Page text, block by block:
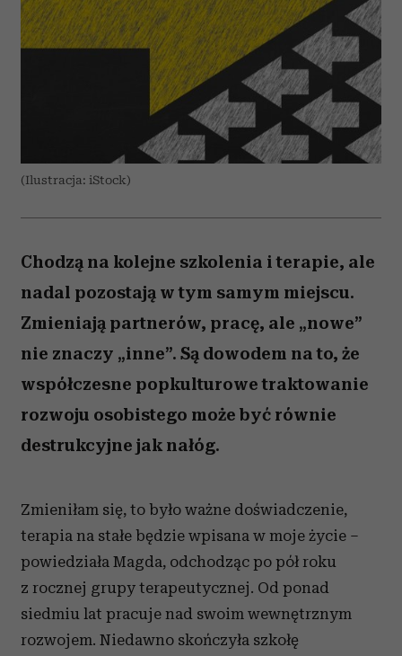
(Ilustracja: iStock)
Chodzą na kolejne szkolenia i terapie, ale
nadal pozostają w tym samym miejscu.
Zmieniają partnerów, pracę, ale „nowe”
nie znaczy „inne”. Są dowodem na to, że
współczesne popkulturowe traktowanie
rozwoju osobistego może być równie
destrukcyjne jak nałóg.
Zmieniłam się, to było ważne doświadczenie,
terapia na stałe będzie wpisana w moje życie –
powiedziała Magda, odchodząc po pół roku
z rocznej grupy terapeutycznej. Od ponad
siedmiu lat pracuje nad swoim wewnętrznym
rozwojem. Niedawno skończyła szkołę